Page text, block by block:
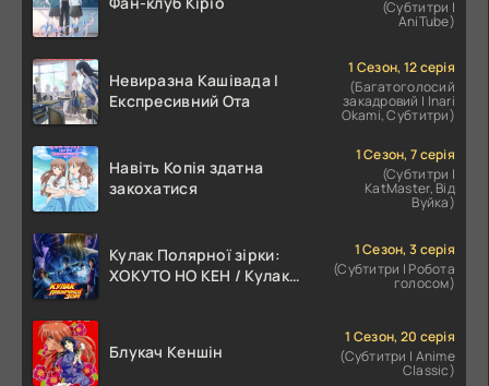
(Субтитри |
AniTube)
Невиразна Кашівада І
Експресивний Ота
1 Сезон, 12 серія
(Багатоголосий
закадровий | Inari
Okami, Субтитри)
Навіть Копія здатна
закохатися
1 Сезон, 7 серія
(Субтитри |
KatMaster, Від
Вуйка)
Кулак Полярної зірки:
ХОКУТО НО КЕН / Кулак
1 Сезон, 3 серія
(Субтитри | Робота
голосом)
Блукач Кеншін
1 Сезон, 20 серія
(Субтитри | Anime
Classic)